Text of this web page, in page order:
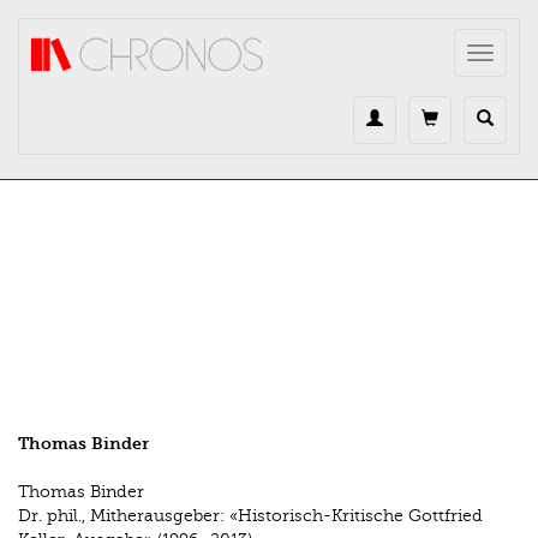
Toggle
Thomas Binder
Thomas Binder
Dr. phil., Mitherausgeber: «Historisch-Kritische Gottfried